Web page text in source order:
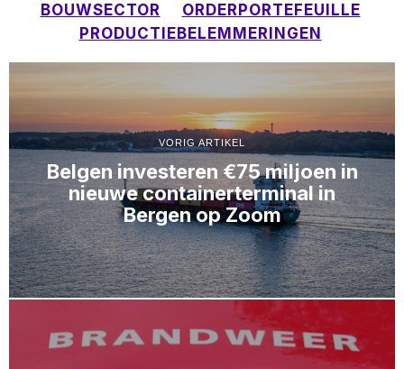
BOUWSECTOR
ORDERPORTEFEUILLE
PRODUCTIEBELEMMERINGEN
VORIG ARTIKEL
Belgen investeren €75 miljoen in
nieuwe containerterminal in
Bergen op Zoom